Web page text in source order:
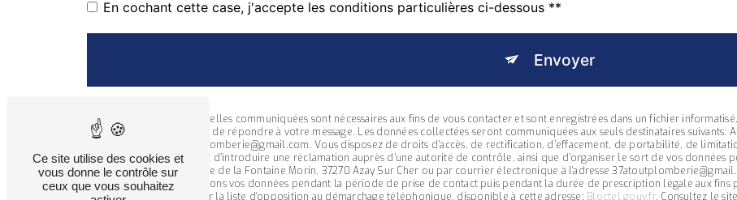
En cochant cette case, j'accepte les conditions particulières ci-dessous **
Envoyer
** Les données personnelles communiquées sont nécessaires aux fins de vous contacter et sont enregistrées dans un fichier
traitants dans le seul but de répondre à votre message. Les données collectées seront communiquées aux seuls destinataires
Azay Sur Cher 37atoutplomberie@gmail.com. Vous disposez de droits d’accès, de rectification, d’effacement, de portabilité, de
tout moment et du droit d’introduire une réclamation auprès d’une autorité de contrôle, ainsi que d’organiser le sort de vos données
postale à l'adresse 26 rue de la Fontaine Morin, 37270 Azay Sur Cher ou par courrier électronique à l'adresse
demandé. Nous conservons vos données pendant la période de prise de contact puis pendant la durée de prescription légale aux
droit de vous inscrire sur la liste d'opposition au démarchage téléphonique, disponible à cette adresse: Bloctel.gouv.fr. Consultez le
Ce site utilise des cookies et
vous donne le contrôle sur
ceux que vous souhaitez